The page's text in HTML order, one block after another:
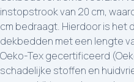
instopstrook van 20 cm,
cm bedraagt. Hierdoor is
dekbedden met een lengte
Oeko-Tex gecertificeerd
schadelijke stoffen en